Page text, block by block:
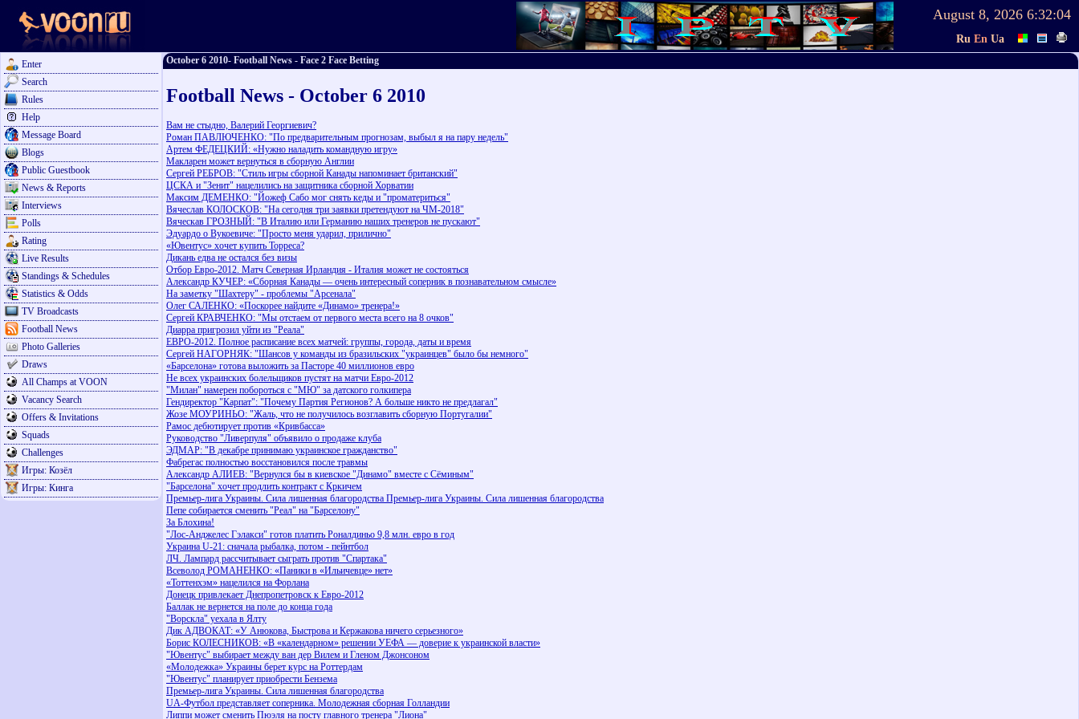
August 8, 2026 6:32:04
Ru En Ua
Enter
Search
Rules
Help
Message Board
Blogs
Public Guestbook
News & Reports
Interviews
Polls
Rating
Live Results
Standings & Schedules
Statistics & Odds
TV Broadcasts
Football News
Photo Galleries
Draws
All Champs at VOON
Vacancy Search
Offers & Invitations
Squads
Challenges
Игры: Козёл
Игры: Кинга
October 6 2010- Football News - Face 2 Face Betting
Football News - October 6 2010
Вам не стыдно, Валерий Георгиевич?
Роман ПАВЛЮЧЕНКО: "По предварительным прогнозам, выбыл я на пару недель"
Артем ФЕДЕЦКИЙ: «Нужно наладить командную игру»
Макларен может вернуться в сборную Англии
Сергей РЕБРОВ: "Стиль игры сборной Канады напоминает британский"
ЦСКА и "Зенит" нацелились на защитника сборной Хорватии
Максим ДЕМЕНКО: "Йожеф Сабо мог снять кеды и "проматериться"
Вячеслав КОЛОСКОВ: "На сегодня три заявки претендуют на ЧМ-2018"
Вяческав ГРОЗНЫЙ: "В Италию или Германию наших тренеров не пускают"
Эдуардо о Вукоевиче: "Просто меня ударил, прилично"
«Ювентус» хочет купить Торреса?
Дикань едва не остался без визы
Отбор Евро-2012. Матч Северная Ирландия - Италия может не состояться
Александр КУЧЕР: «Сборная Канады — очень интересный соперник в познавательном смысле»
На заметку "Шахтеру" - проблемы "Арсенала"
Олег САЛЕНКО: «Поскорее найдите «Динамо» тренера!»
Сергей КРАВЧЕНКО: "Мы отстаем от первого места всего на 8 очков"
Диарра пригрозил уйти из "Реала"
ЕВРО-2012. Полное расписание всех матчей: группы, города, даты и время
Сергей НАГОРНЯК: "Шансов у команды из бразильских "украинцев" было бы немного"
«Барселона» готова выложить за Пасторе 40 миллионов евро
Не всех украинских болельщиков пустят на матчи Евро-2012
"Милан" намерен побороться с "МЮ" за датского голкипера
Гендиректор "Карпат": "Почему Партия Регионов? А больше никто не предлагал"
Жозе МОУРИНЬО: "Жаль, что не получилось возглавить сборную Португалии"
Рамос дебютирует против «Кривбасса»
Руководство "Ливерпуля" объявило о продаже клуба
ЭДМАР: "В декабре принимаю украинское гражданство"
Фабрегас полностью восстановился после травмы
Александр АЛИЕВ: "Вернулся бы в киевское "Динамо" вместе с Сёминым"
"Барселона" хочет продлить контракт с Кркичем
Премьер-лига Украины. Сила лишенная благородства Премьер-лига Украины. Сила лишенная благородства
Пепе собирается сменить "Реал" на "Барселону"
За Блохина!
"Лос-Анджелес Гэлакси" готов платить Роналдиньо 9,8 млн. евро в год
Украина U-21: сначала рыбалка, потом - пейнтбол
ЛЧ. Лампард рассчитывает сыграть против "Спартака"
Всеволод РОМАНЕНКО: «Паники в «Ильичевце» нет»
«Тоттенхэм» нацелился на Форлана
Донецк привлекает Днепропетровск к Евро-2012
Баллак не вернется на поле до конца года
"Ворскла" уехала в Ялту
Дик АДВОКАТ: «У Анюкова, Быстрова и Кержакова ничего серьезного»
Борис КОЛЕСНИКОВ: «В «календарном» решении УЕФА — доверие к украинской власти»
"Ювентус" выбирает между ван дер Вилем и Гленом Джонсоном
«Молодежка» Украины берет курс на Роттердам
"Ювентус" планирует приобрести Бензема
Премьер-лига Украины. Сила лишенная благородства
UA-Футбол представляет соперника. Молодежная сборная Голландии
Липпи может сменить Пюэля на посту главного тренера "Лиона"